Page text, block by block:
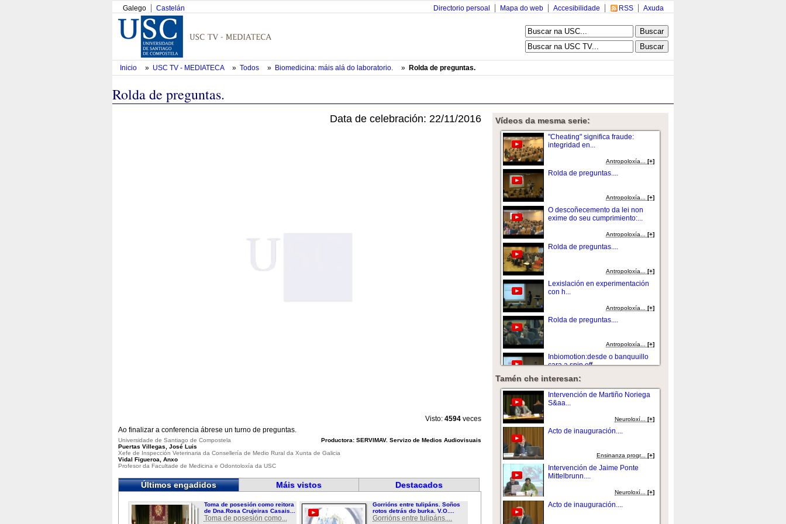
Galego Castelán Axuda
RSS
Accesibilidade
Mapa do web
Directorio persoal
Inicio » USC TV - MEDIATECA » Todos » Biomedicina: máis alá do laboratorio. » Rolda de preguntas.
Rolda de preguntas.
Data de celebración: 22/11/2016
Visto: 4594 veces
Ao finalizar a conferencia ábrese un turno de preguntas.
Productora: SERVIMAV. Servizo de Medios Audiovisuais
Universidade de Santiago de Compostela
Puertas Villegas, José Luis
Xefe de Inspección Veterinaria da Consellería de Medio Rural da Xunta de Galicia
Vidal Figueroa, Anxo
Profesor da Facultade de Medicina e Odontoloxía da USC
Últimos engadidos Máis vistos Destacados
Toma de posesión como reitora
de Dna.Rosa Crujeiras Casais...
Toma de posesión como...
Gorrións entre tulipáns. Soños
rotos detrás do burka. V.O....
Gorrións entre tulipáns....
Vídeos da mesma serie:
"Cheating" significa fraude:
integridad en...
Antropoloxí­a...[+]
Rolda de preguntas....
Antropoloxí­a... [+]
O descoñecemento da lei non
exime do seu cumprimiento:...
Antropoloxí­a...[+]
Rolda de preguntas....
Antropoloxí­a...[+]
Lexislación en experimentación
con h...
Antropoloxí­a...[+]
Rolda de preguntas....
Antropoloxí­a...[+]
Inbiomotion:desde o banquuillo
cara a spin off....
Un asunto sobre a vía de RANK:
aplicacións...
Antropoloxí­a...[+]
Rolda de preguntas....
Antropoloxí­a...[+]
Tamén che interesan:
Intervención de Martiño Noriega
S&aa...
Neuroloxí...[+]
Acto de inauguración....
Ensinanza progr... [+]
Intervención de Jaime Ponte
Mittelbrunn....
Neuroloxí...[+]
Acto de inauguración....